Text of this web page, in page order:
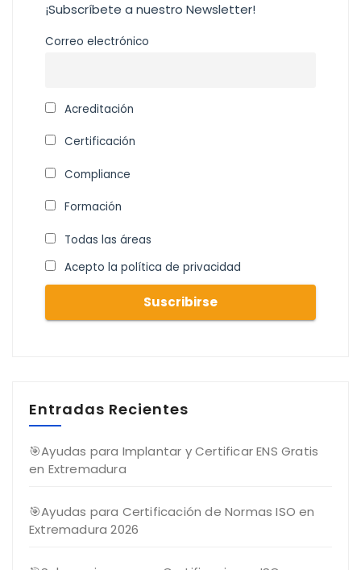
¡Subscríbete a nuestro Newsletter!
Correo electrónico
Acreditación
Certificación
Compliance
Formación
Todas las áreas
Acepto la política de privacidad
Entradas Recientes
🎯Ayudas para Implantar y Certificar ENS Gratis
en Extremadura
🎯Ayudas para Certificación de Normas ISO en
Extremadura 2026